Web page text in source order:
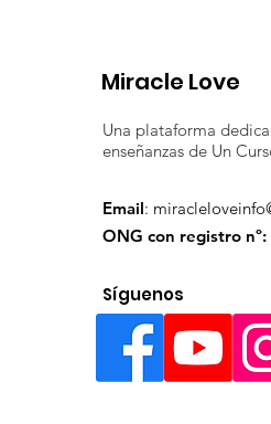
Miracle Love
Una plataforma
enseñanzas de Un
Email:
ONG con registro nº:
Síguenos